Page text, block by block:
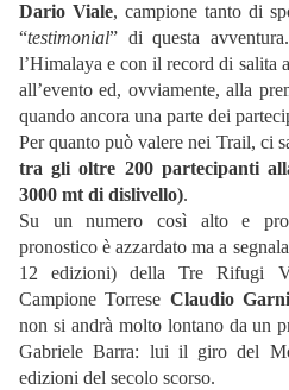
Dario Viale, campione tanto di
“testimonial” di questa
l’Himalaya e con il record di salita
all’evento ed, ovviamente, alla
quando ancora una parte dei
Per quanto può valere nei Trail, ci
tra gli oltre 200 partecipanti
3000 mt di dislivello).
Su un numero così alto e
pronostico è azzardato ma a
12 edizioni) della Tre Rifugi
Campione Torrese Claudio
non si andrà molto lontano da un
Gabriele Barra: lui il giro del
edizioni del secolo scorso.